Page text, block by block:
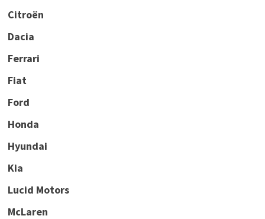
Citroën
Dacia
Ferrari
Fiat
Ford
Honda
Hyundai
Kia
Lucid Motors
McLaren